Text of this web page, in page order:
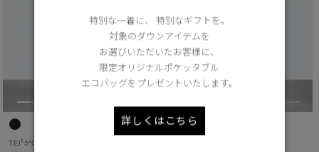
TEI1 5°C / -5°C
特別な一着に、 特別なギフトを。
対象のダウンアイテムを
お選びいただいたお客様に、
限定オリジナルポケッタブル
エコバッグをプレゼントいたします。
詳しくはこちら